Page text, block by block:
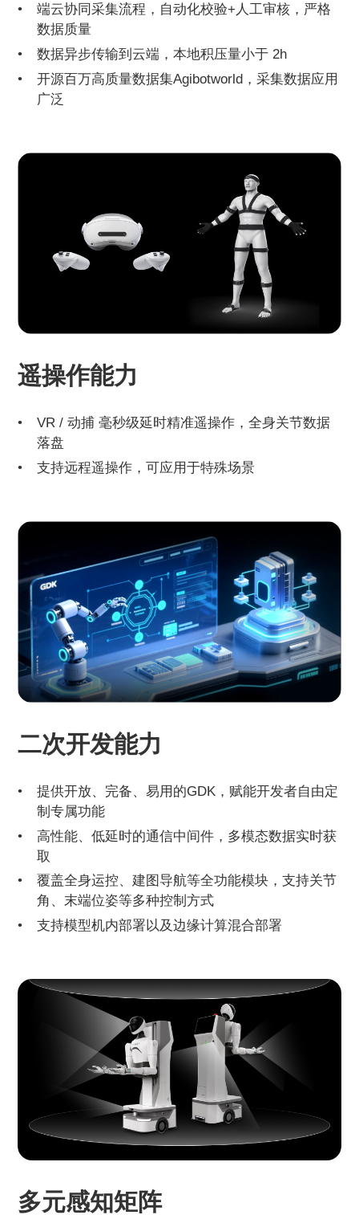
端云协同采集流程，自动化校验+人工审核，严格
数据质量
数据异步传输到云端，本地积压量小于 2h
开源百万高质量数据集Agibotworld，采集数据应用
广泛
遥操作能力
VR / 动捕 毫秒级延时精准遥操作，全身关节数据
落盘
支持远程遥操作，可应用于特殊场景
二次开发能力
提供开放、完备、易用的GDK，赋能开发者自由定
制专属功能
高性能、低延时的通信中间件，多模态数据实时获
取
覆盖全身运控、建图导航等全功能模块，支持关节
角、末端位姿等多种控制方式
支持模型机内部署以及边缘计算混合部署
多元感知矩阵